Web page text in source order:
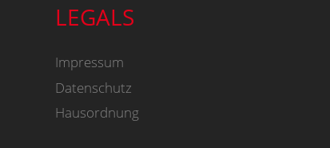
LEGALS
Impressum
Datenschutz
Hausordnung